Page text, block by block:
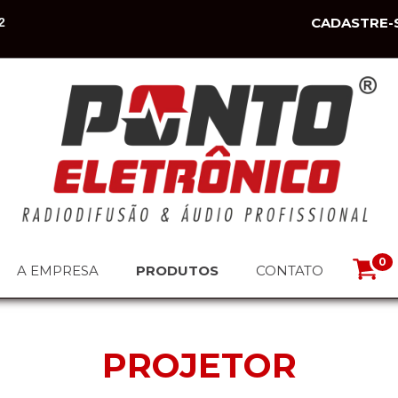
CADASTRE-
A EMPRESA PRODUTOS CONTATO 0
PROJETOR